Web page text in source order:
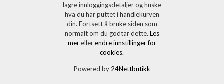
lagre innloggingsdetaljer og huske
hva du har puttet i handlekurven
din. Fortsett å bruke siden som
normalt om du godtar dette. Les
merellerendre innstillinger for
cookies.
Powered by 24Nettbutikk